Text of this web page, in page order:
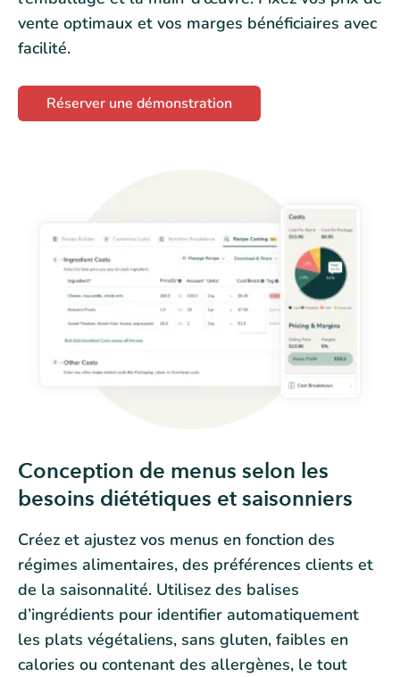
vente optimaux et vos marges bénéficiaires avec
facilité.
Réserver une démonstration
Conception de menus selon les
besoins diététiques et saisonniers
Créez et ajustez vos menus en fonction des
régimes alimentaires, des préférences clients et
de la saisonnalité. Utilisez des balises
d’ingrédients pour identifier automatiquement
les plats végétaliens, sans gluten, faibles en
calories ou contenant des allergènes, le tout